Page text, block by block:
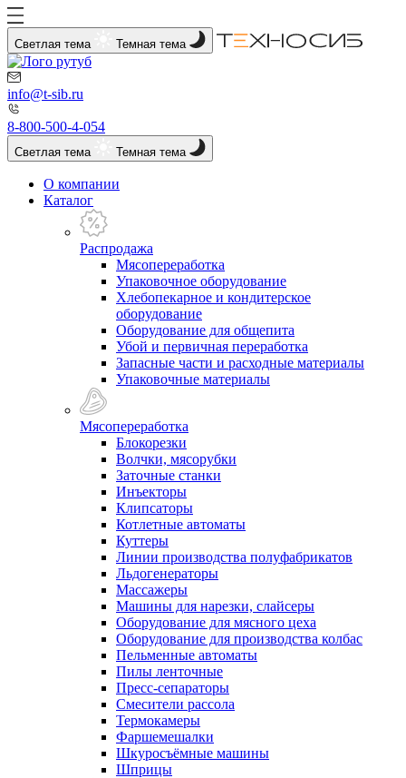
Светлая тема Темная тема
info@t-sib.ru
8-800-500-4-054
Светлая тема Темная тема
О компании
Каталог
Распродажа
Мясопереработка
Упаковочное оборудование
Хлебопекарное и кондитерское
оборудование
Оборудование для общепита
Убой и первичная переработка
Запасные части и расходные материалы
Упаковочные материалы
Мясопереработка
Блокорезки
Волчки, мясорубки
Заточные станки
Инъекторы
Клипсаторы
Котлетные автоматы
Куттеры
Линии производства полуфабрикатов
Льдогенераторы
Массажеры
Машины для нарезки, слайсеры
Оборудование для мясного цеха
Оборудование для производства колбас
Пельменные автоматы
Пилы ленточные
Пресс-сепараторы
Смесители рассола
Термокамеры
Фаршемешалки
Шкуросъёмные машины
Шприцы